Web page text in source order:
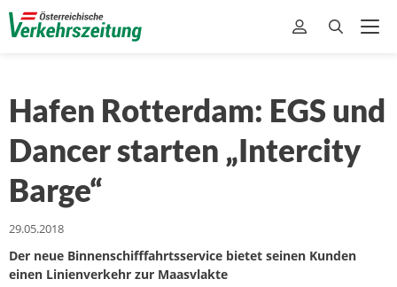
Hafen Rotterdam: EGS und
Dancer starten „Intercity
Barge“
29.05.2018
Der neue Binnenschifffahrtsservice bietet seinen Kunden
einen Linienverkehr zur Maasvlakte